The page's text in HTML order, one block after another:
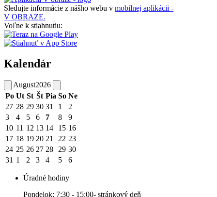
Sledujte informácie z nášho webu v mobilnej aplikácii -
V OBRAZE.
Voľne k stiahnutiu:
Kalendár
August2026
Po Ut St Št Pia So Ne
27 28 29 30 31 1
2
3
4 5 6 7 8
9
10 11 12 13 14 15 16
17 18 19 20 21 22 23
24 25 26 27 28 29 30
31 1 2 3 4 5 6
Úradné hodiny
Pondelok: 7:30 - 15:00- stránkový deň